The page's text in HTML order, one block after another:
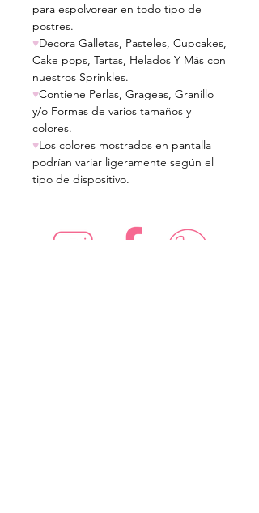
para espolvorear en todo tipo de
postres.
♥Decora Galletas, Pasteles, Cupcakes,
Cake pops, Tartas, Helados Y Más con
nuestros Sprinkles.
♥Contiene Perlas, Grageas, Granillo
y/o Formas de varios tamaños y
colores.
♥Los colores mostrados en pantalla
podrían variar ligeramente según el
tipo de dispositivo.